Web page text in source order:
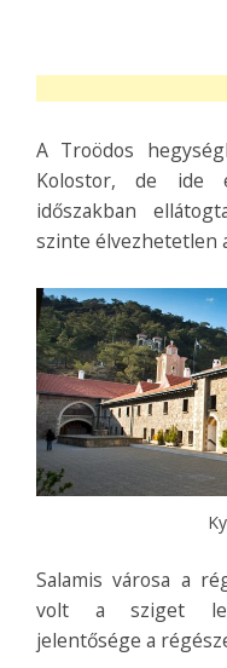
A Troödos
Kolostor, de ide
időszakban
szinte élvezhetetlen
Salamis városa a
volt a sziget
jelentősége a